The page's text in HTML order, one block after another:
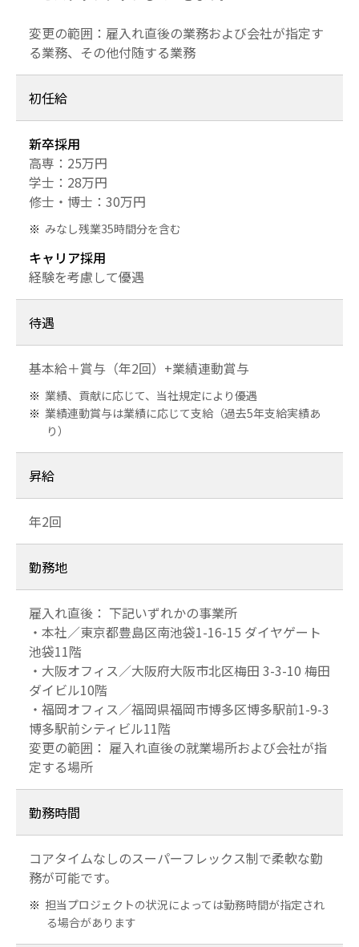
変更の範囲：雇入れ直後の業務および会社が指定す
る業務、その他付随する業務
初任給
新卒採用
高専：25万円
学士：28万円
修士・博士：30万円
みなし残業35時間分を含む
キャリア採用
経験を考慮して優遇
待遇
基本給＋賞与（年2回）+業績連動賞与
業績、貢献に応じて、当社規定により優遇
業績連動賞与は業績に応じて支給（過去5年支給実績あ
り）
昇給
年2回
勤務地
雇入れ直後： 下記いずれかの事業所
・本社／東京都豊島区南池袋1-16-15 ダイヤゲート
池袋11階
・大阪オフィス／大阪府大阪市北区梅田 3-3-10 梅田
ダイビル10階
・福岡オフィス／福岡県福岡市博多区博多駅前1-9-3
博多駅前シティビル11階
変更の範囲： 雇入れ直後の就業場所および会社が指
定する場所
勤務時間
コアタイムなしのスーパーフレックス制で柔軟な勤
務が可能です。
担当プロジェクトの状況によっては勤務時間が指定され
る場合があります